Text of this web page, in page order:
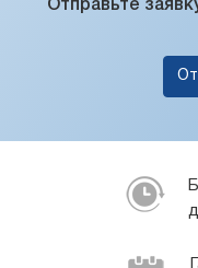
Отправьте